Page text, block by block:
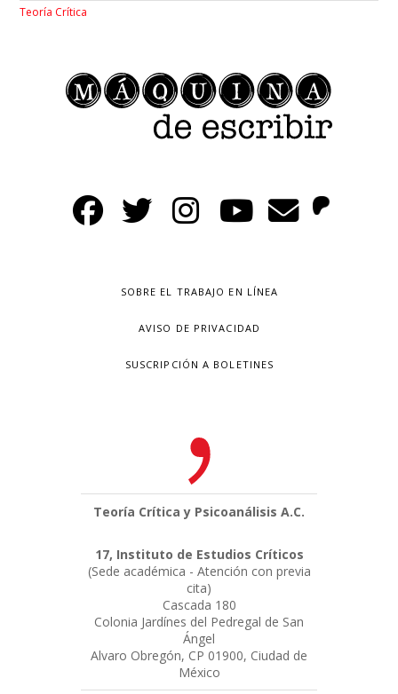
Teoría Crítica
SOBRE EL TRABAJO EN LÍNEA
AVISO DE PRIVACIDAD
SUSCRIPCIÓN A BOLETINES
Teoría Crítica y Psicoanálisis A.C.
17, Instituto de Estudios Críticos
(Sede académica - Atención con previa
cita)
Cascada 180
Colonia Jardínes del Pedregal de San
Ángel
Alvaro Obregón, CP 01900, Ciudad de
México